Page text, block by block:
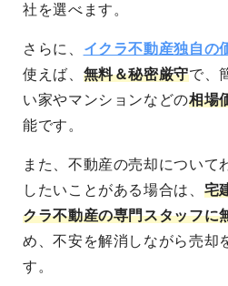
社を選べます 。
さらに、 イクラ不動産独自の
使えば、 無料＆秘密厳守で、
い家やマンションなどの相場
能です。
また、不動産の売却について
したいことがある場合は、 宅
クラ不動産の専門スタッフに
め、不安を解消 しながら売却
す。